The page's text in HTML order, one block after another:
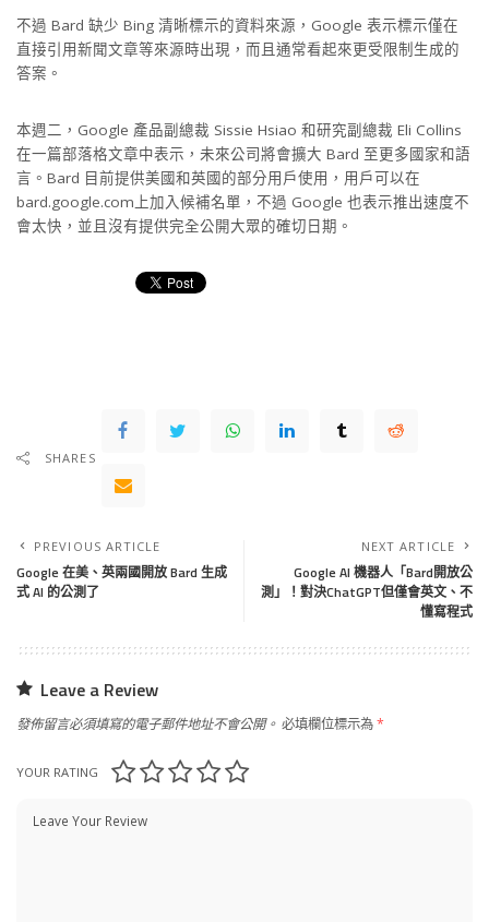
不過 Bard 缺少 Bing 清晰標示的資料來源，Google 表示標示僅在
直接引用新聞文章等來源時出現，而且通常看起來更受限制生成的
答案。
本週二，Google 產品副總裁 Sissie Hsiao 和研究副總裁 Eli Collins
在一篇部落格文章中表示，未來公司將會擴大 Bard 至更多國家和語
言。Bard 目前提供美國和英國的部分用戶使用，用戶可以在
bard.google.com上加入候補名單，不過 Google 也表示推出速度不
會太快，並且沒有提供完全公開大眾的確切日期。
SHARES
PREVIOUS ARTICLE
Google 在美、英兩國開放 Bard 生成
式 AI 的公測了
NEXT ARTICLE
Google AI 機器人「Bard開放公
測」！對決ChatGPT但僅會英文、不
懂寫程式
Leave a Review
發佈留言必須填寫的電子郵件地址不會公開。 必填欄位標示為*
YOUR RATING